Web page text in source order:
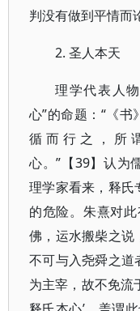
判没有做到平情而
2. 圣人本天
理学代表人
心”的命题：“《
循而行之，所
心。”【39】认为
理学家看来，释氏
的危险。朱熹对
佛，运水搬柴之说
不可与入尧舜之道
为主宰，故不免流